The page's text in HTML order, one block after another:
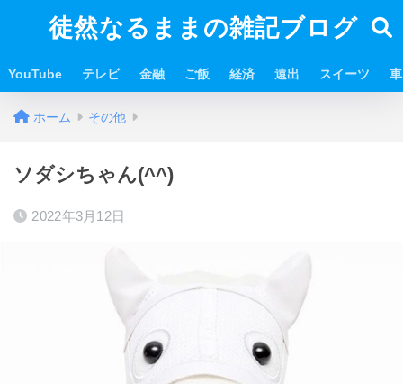
徒然なるままの雑記ブログ
YouTube テレビ 金融 ご飯 経済 遠出 スイーツ 車
ホーム その他
ソダシちゃん(^^)
2022年3月12日